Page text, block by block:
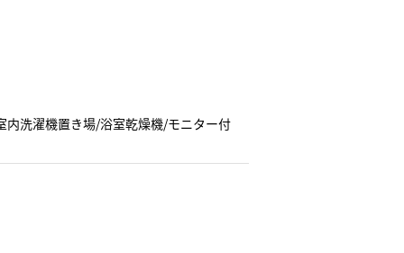
洗濯機置き場/浴室乾燥機/モニター付